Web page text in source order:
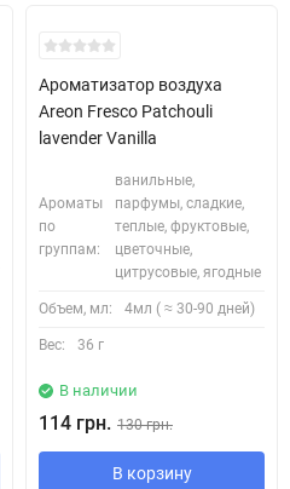
Ароматизатор воздуха
Areon Fresco Patchouli
lavender Vanilla
Ароматы
по
группам:
ванильные,
парфумы, сладкие,
теплые, фруктовые,
цветочные,
цитрусовые, ягодные
Объем, мл: 4мл ( ≈ 30-90 дней)
Вес: 36 г
В наличии
114 грн. 130 грн.
В корзину